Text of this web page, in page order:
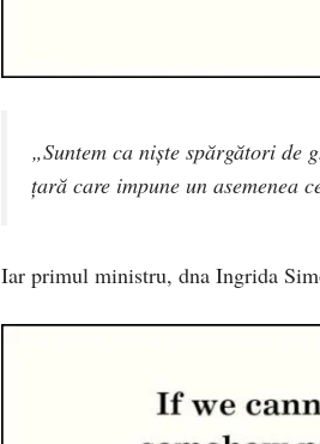
„Suntem ca niște spărgători de
țară care impune un asemenea
Iar primul ministru, dna Ingrida